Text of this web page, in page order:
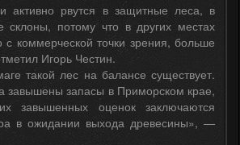
активно рвутся в защитные леса, в
склоны, потому что в других местах
с коммерческой точки зрения, больше
Игорь Честин.
такой лес на балансе существует.
завышены запасы в Приморском крае,
завышенных оценок заключаются
в ожидании выхода древесины», —